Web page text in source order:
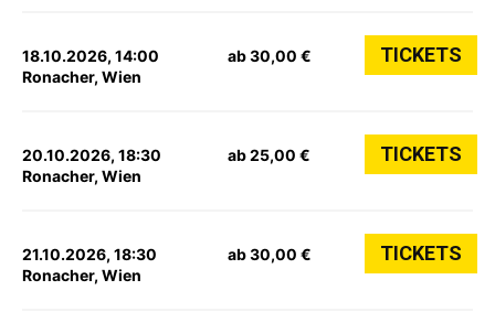
18.10.2026, 14:00
Ronacher, Wien
ab 30,00 € TICKETS
20.10.2026, 18:30
Ronacher, Wien
ab 25,00 € TICKETS
21.10.2026, 18:30
Ronacher, Wien
ab 30,00 € TICKETS